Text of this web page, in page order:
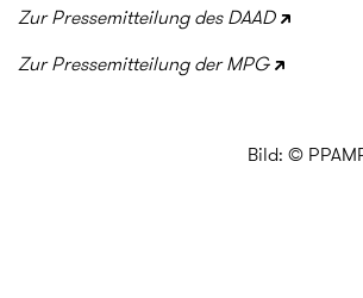
Zur Pressemitteilung des DAAD
Zur Pressemitteilung der MPG
Bild: ©